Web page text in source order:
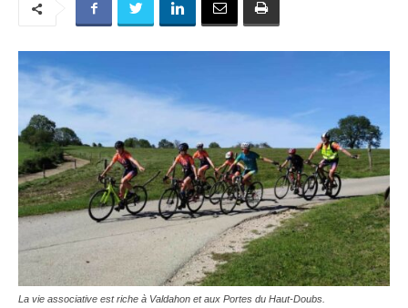
La vie associative est riche à Valdahon et aux Portes du Haut-Doubs.